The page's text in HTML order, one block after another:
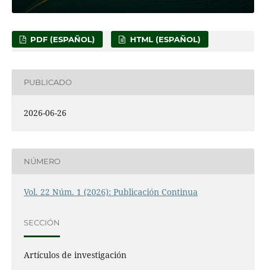
PDF (ESPAÑOL) HTML (ESPAÑOL)
PUBLICADO
2026-06-26
NÚMERO
Vol. 22 Núm. 1 (2026): Publicación Continua
SECCIÓN
Artículos de investigación